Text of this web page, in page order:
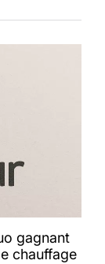
gagnant
chauffage